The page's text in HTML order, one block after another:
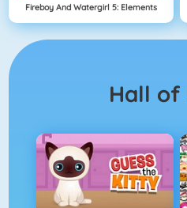
Fireboy And Watergirl 5: Elements
Hall of